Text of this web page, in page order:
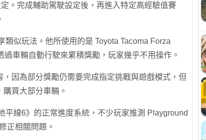
。完成輔助駕駛設定後，再進入特定高經驗值賽
似玩法。他所使用的是 Toyota Tacoma Forza
車輛自動行駛來累積獎勵，玩家幾乎不用操作。
因為部分獎勵仍需要完成指定挑戰與遊戲模式，但
買大部分車輛。
平線6》的正常進度系統，不少玩家推測 Playground
正相關問題。